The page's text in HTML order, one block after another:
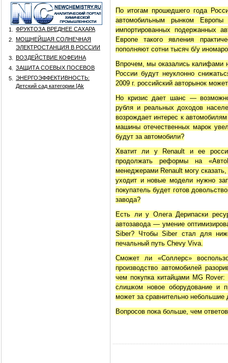
1.
ФРУКТОЗА ВРЕДНЕЕ САХАРА
2.
МОЩНЕЙШАЯ СОЛНЕЧНАЯ
ЭЛЕКТРОСТАНЦИЯ В РОССИИ
3.
ВОЗДЕЙСТВИЕ КОФЕИНА
4.
ЗАЩИТА СОЕВЫХ ПОСЕВОВ
5.
ЭНЕРГОЭФФЕКТИВНОСТЬ:
Детский сад категории [Аk
По итогам прошедшего года
автомобильным рынком
импортированных подержанных
Европе такого явления
пополняют сотни тысяч б/у
Впрочем, мы оказались калифами
России будут неуклонно
2009 г. российский авторынок
Но кризис дает шанс —
рубля и реальных доходов
возрождает интерес к
машины отечественных марок
будут за автомобили?
Хватит ли у Renault и ее
продолжать реформы на
менеджерами Renault могу
уходит и новые модели нужно
покупатель будет готов
завода?
Есть ли у Олега Дерипаски
автозавода — умение
Siber? Чтобы Siber стал для
печальный путь Chevy Viva.
Сможет ли «Соллерс»
производство автомобилей
чем покупка китайцами MG
слишком новое оборудование и
может за сравнительно
Вопросов пока больше, чем